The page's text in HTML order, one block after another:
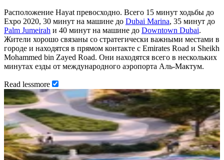
Расположение Hayat превосходно. Всего 15 минут ходьбы до
Expo 2020, 30 минут на машине до Dubai Marina, 35 минут до
Palm Jumeirah и 40 минут на машине до Downtown Dubai.
Жители хорошо связаны со стратегически важными местами в
городе и находятся в прямом контакте с Emirates Road и Sheikh
Mohammed bin Zayed Road. Они находятся всего в нескольких
минутах езды от международного аэропорта Аль-Мактум.
Read lessmore